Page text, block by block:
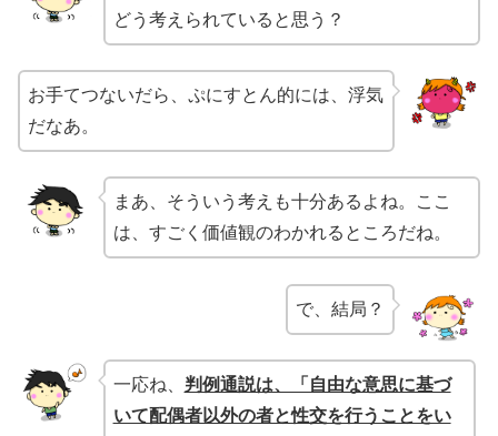
どう考えられていると思う？
お手てつないだら、ぷにすとん的には、浮気
だなあ。
まあ、そういう考えも十分あるよね。ここ
は、すごく価値観のわかれるところだね。
で、結局？
一応ね、 判例通説は、「自由な意思に基づ
いて配偶者以外の者と性交を行うことをい